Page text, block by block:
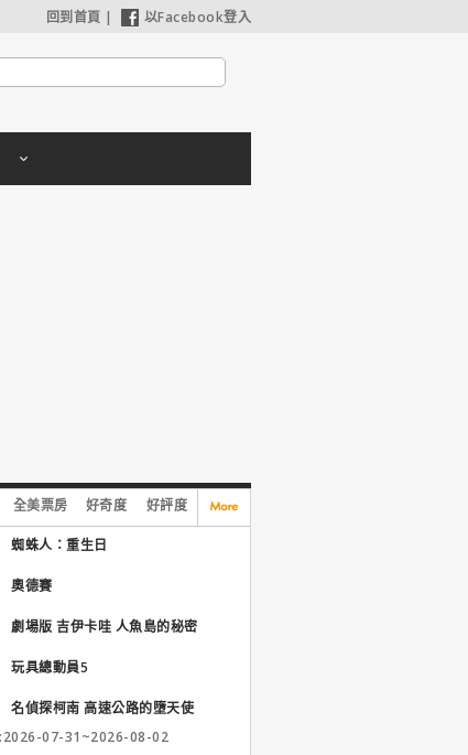
回到首頁 | 以Facebook登入
全美票房 好奇度 好評度
蜘蛛人：重生日
奧德賽
劇場版 吉伊卡哇 人魚島的秘密
玩具總動員5
名偵探柯南 高速公路的墮天使
07-31~2026-08-02